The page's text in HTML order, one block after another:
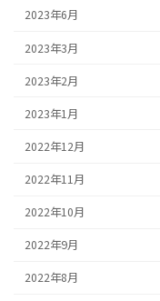
2023年6月
2023年3月
2023年2月
2023年1月
2022年12月
2022年11月
2022年10月
2022年9月
2022年8月